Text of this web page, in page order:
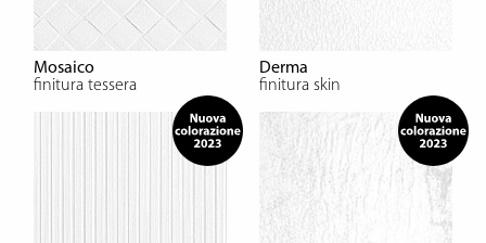
Mosaico
finitura tessera
Derma
finitura skin